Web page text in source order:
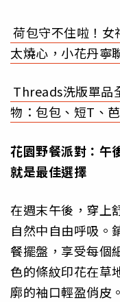
荷包守不住啦！女
太燒心，小花丹寧
Threads洗版單品
物：包包、短T、
花園野餐派對：午
就是最佳選擇
在週末午後，穿上
自然中自由呼吸。
餐擺盤，享受每個
色的條紋印花在草
廓的袖口輕盈俏皮